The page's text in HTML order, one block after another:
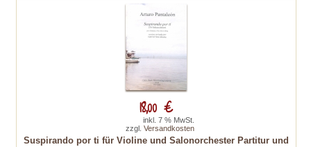
Suspirando por ti für Violine und Salonorchester Partitur und
18,00 €
inkl. 7 % MwSt.
zzgl. Versandkosten